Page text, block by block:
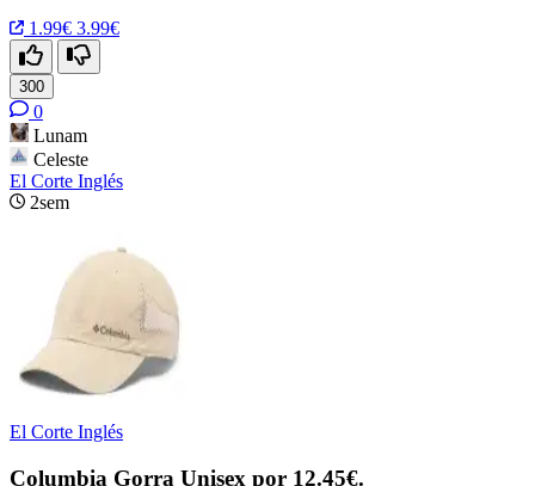
1.99€ 3.99€
300
0
Lunam
Celeste
El Corte Inglés
2sem
El Corte Inglés
Columbia Gorra Unisex por 12.45€.